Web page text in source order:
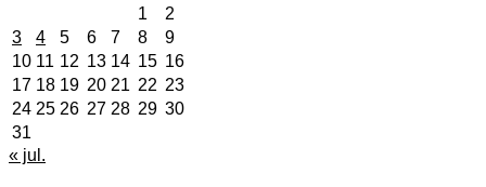
1
2
3
4 5 6 7 8
9
10 11 12 13 14 15 16
17 18 19 20 21 22 23
24 25 26 27 28 29 30
31
« jul.